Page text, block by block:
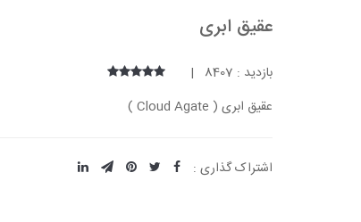
عقیق ابری
بازدید : 8407 |
عقیق ابری ( Cloud Agate )
اشتراک گذاری :